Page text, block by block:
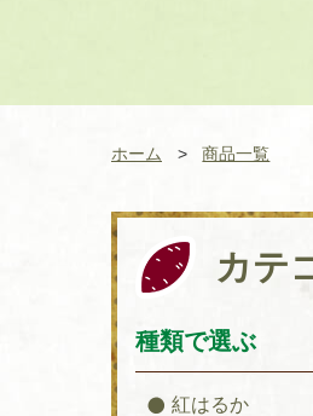
ホーム 商品一覧
カテ
種類で選ぶ
紅はるか